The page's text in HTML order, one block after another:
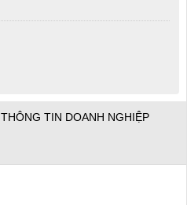
THÔNG TIN DOANH NGHIỆP